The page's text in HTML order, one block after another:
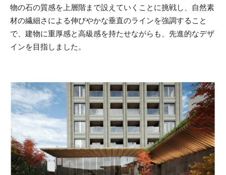
物の石の質感を上層階まで設えていくことに挑戦し、自然素
材の繊細さによる伸びやかな垂直のラインを強調すること
で、建物に重厚感と高級感を持たせながらも、先進的なデザ
インを目指しました。